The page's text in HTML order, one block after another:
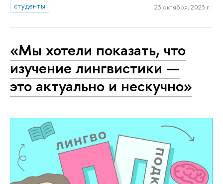
студенты
23 октября, 2023 г.
«Мы хотели показать, что
изучение лингвистики —
это актуально и нескучно»